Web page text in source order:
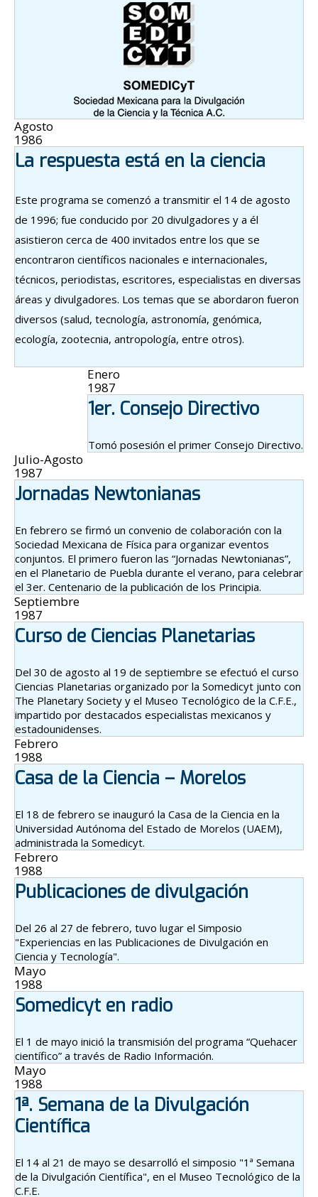
Agosto
1986
La respuesta está en la ciencia
Este programa se comenzó a transmitir el 14 de agosto
de 1996; fue conducido por 20 divulgadores y a él
asistieron cerca de 400 invitados entre los que se
encontraron científicos nacionales e internacionales,
técnicos, periodistas, escritores, especialistas en diversas
áreas y divulgadores. Los temas que se abordaron fueron
diversos (salud, tecnología, astronomía, genómica,
ecología, zootecnia, antropología, entre otros).
Enero
1987
1er. Consejo Directivo
Tomó posesión el primer Consejo Directivo.
Julio-Agosto
1987
Jornadas Newtonianas
En febrero se firmó un convenio de colaboración con la
Sociedad Mexicana de Física para organizar eventos
conjuntos. El primero fueron las “Jornadas Newtonianas”,
en el Planetario de Puebla durante el verano, para celebrar
el 3er. Centenario de la publicación de los Principia.
Septiembre
1987
Curso de Ciencias Planetarias
Del 30 de agosto al 19 de septiembre se efectuó el curso
Ciencias Planetarias organizado por la Somedicyt junto con
The Planetary Society y el Museo Tecnológico de la C.F.E.,
impartido por destacados especialistas mexicanos y
estadounidenses.
Febrero
1988
Casa de la Ciencia – Morelos
El 18 de febrero se inauguró la Casa de la Ciencia en la
Universidad Autónoma del Estado de Morelos (UAEM),
administrada la Somedicyt.
Febrero
1988
Publicaciones de divulgación
Del 26 al 27 de febrero, tuvo lugar el Simposio
"Experiencias en las Publicaciones de Divulgación en
Ciencia y Tecnología".
Mayo
1988
Somedicyt en radio
El 1 de mayo inició la transmisión del programa “Quehacer
científico” a través de Radio Información.
Mayo
1988
1ª. Semana de la Divulgación
Científica
El 14 al 21 de mayo se desarrolló el simposio "1ª Semana
de la Divulgación Científica", en el Museo Tecnológico de la
C.F.E.